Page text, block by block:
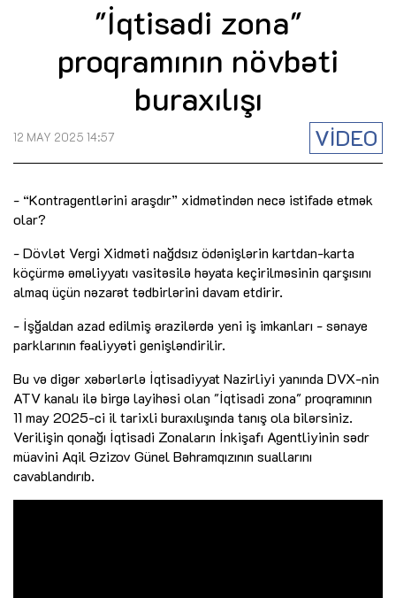
"İqtisadi zona"
proqramının növbəti
buraxılışı
VİDEO
12 MAY 2025 14:57
- “Kontragentlərini araşdır” xidmətindən necə istifadə etmək
olar?
- Dövlət Vergi Xidməti nağdsız ödənişlərin kartdan-karta
köçürmə əməliyyatı vasitəsilə həyata keçirilməsinin qarşısını
almaq üçün nəzarət tədbirlərini davam etdirir.
- İşğaldan azad edilmiş ərazilərdə yeni iş imkanları - sənaye
parklarının fəaliyyəti genişləndirilir.
Bu və digər xəbərlərlə İqtisadiyyat Nazirliyi yanında DVX-nin
ATV kanalı ilə birgə layihəsi olan "İqtisadi zona" proqramının
11 may 2025-ci il tarixli buraxılışında tanış ola bilərsiniz.
Verilişin qonağı İqtisadi Zonaların İnkişafı Agentliyinin sədr
müavini Aqil Əzizov Günel Bəhramqızının suallarını
cavablandırıb.